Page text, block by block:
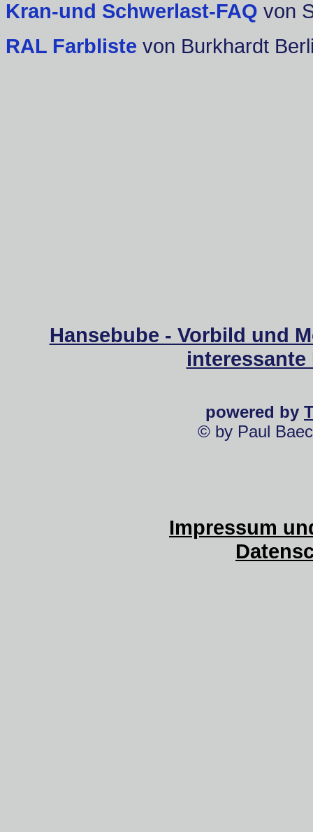
Kran-und Schwerlast-FAQ von
RAL Farbliste von Burkhardt
Hansebube - Vorbild und
powered by
© by Paul
Impressum